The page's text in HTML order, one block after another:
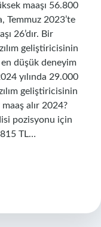
maaşı 56.800
Temmuz 2023’te
26’dır. Bir
geliştiricisinin
en düşük deneyim
yılında 29.000
geliştiricisinin
maaş alır 2024?
pozisyonu için
TL…